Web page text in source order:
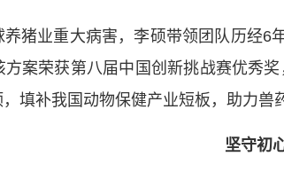
猪业重大病害，李硕带领团队历经6
案荣获第八届中国创新挑战赛优秀
填补我国动物保健产业短板，助力兽
坚守初